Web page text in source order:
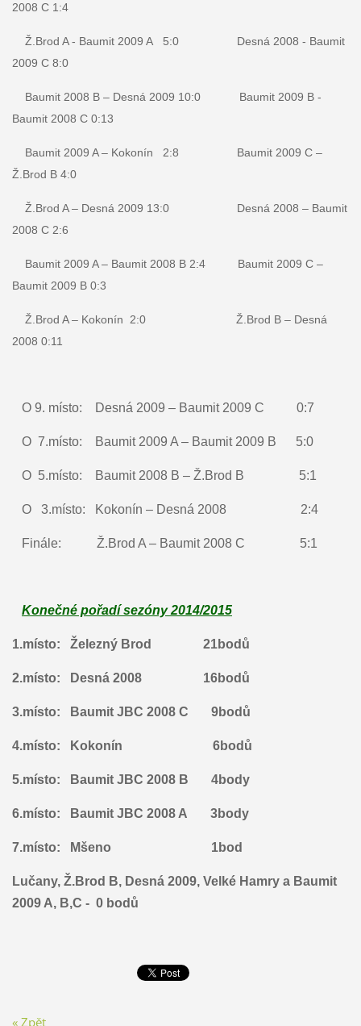
2008 C 1:4
Ž.Brod A - Baumit 2009 A 5:0 Desná 2008 - Baumit
2009 C 8:0
Baumit 2008 B – Desná 2009 10:0 Baumit 2009 B -
Baumit 2008 C 0:13
Baumit 2009 A – Kokonín 2:8 Baumit 2009 C –
Ž.Brod B 4:0
Ž.Brod A – Desná 2009 13:0 Desná 2008 – Baumit
2008 C 2:6
Baumit 2009 A – Baumit 2008 B 2:4 Baumit 2009 C –
Baumit 2009 B 0:3
Ž.Brod A – Kokonín 2:0 Ž.Brod B – Desná
2008 0:11
O 9. místo: Desná 2009 – Baumit 2009 C 0:7
O 7.místo: Baumit 2009 A – Baumit 2009 B 5:0
O 5.místo: Baumit 2008 B – Ž.Brod B 5:1
O 3.místo: Kokonín – Desná 2008 2:4
Finále: Ž.Brod A – Baumit 2008 C 5:1
Konečné pořadí sezóny 2014/2015
1.místo: Železný Brod 21bodů
2.místo: Desná 2008 16bodů
3.místo: Baumit JBC 2008 C 9bodů
4.místo: Kokonín 6bodů
5.místo: Baumit JBC 2008 B 4body
6.místo: Baumit JBC 2008 A 3body
7.místo: Mšeno 1bod
Lučany, Ž.Brod B, Desná 2009, Velké Hamry a Baumit
2009 A, B,C - 0 bodů
« Zpět